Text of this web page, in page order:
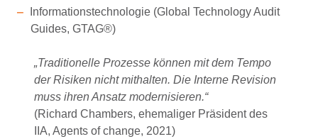
Informationstechnologie (Global Technology Audit
Guides, GTAG®)
„Traditionelle Prozesse können mit dem Tempo
der Risiken nicht mithalten. Die Interne Revision
muss ihren Ansatz modernisieren.“
(Richard Chambers, ehemaliger Präsident des
IIA, Agents of change, 2021)